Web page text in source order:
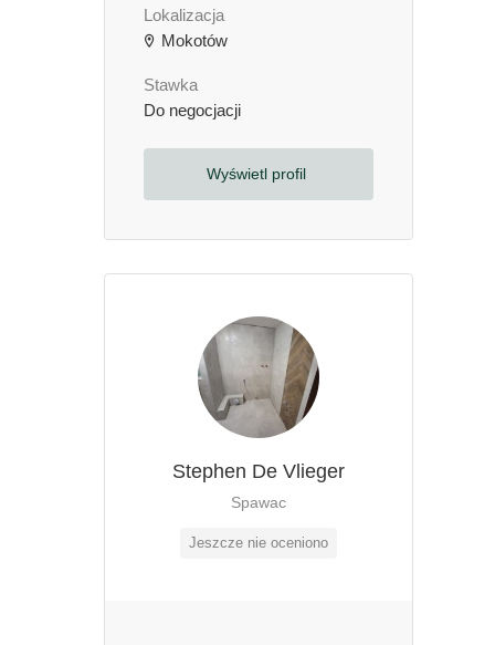
Lokalizacja
Mokotów
Stawka
Do negocjacji
Wyświetl profil
Stephen De Vlieger
Spawac
Jeszcze nie oceniono